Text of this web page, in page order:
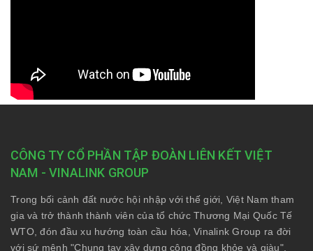
CÔNG TY CỔ PHẦN TẬP ĐOÀN LIÊN KẾT VIỆT
NAM - VINALINK GROUP
Trong bối cảnh đất nước hội nhập với thế giới, Việt Nam tham
gia và trở thành thành viên của tổ chức Thương Mại Quốc Tế
WTO, đón đầu xu hướng toàn cầu hóa, Vinalink Group ra đời
với sứ mệnh "Chung tay xây dựng cộng đồng khỏe và giàu",